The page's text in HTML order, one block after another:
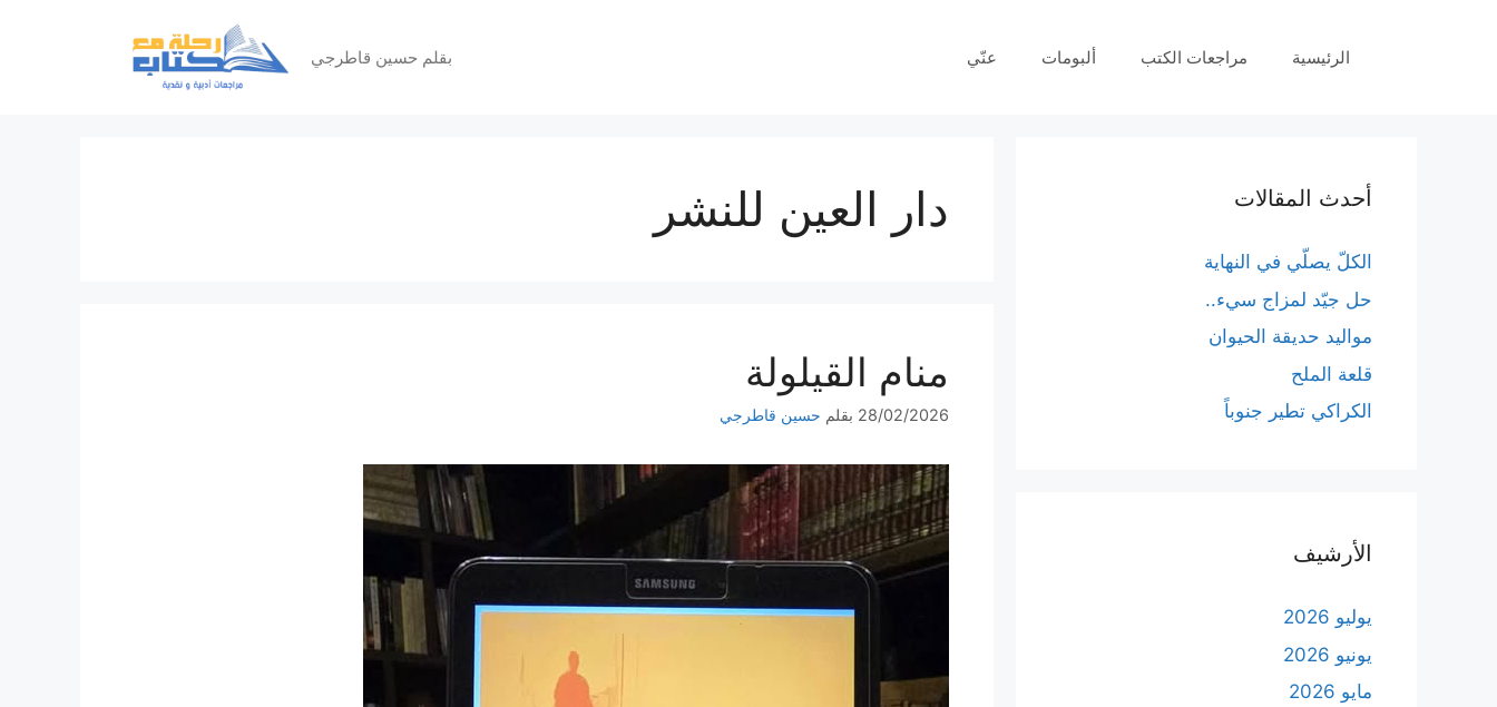
بقلم حسين قاطرجي الرئيسية مراجعات الكتب ألبومات عنّي
دار العين للنشر
منام القيلولة
28/02/2026 بقلم حسين قاطرجي
أحدث المقالات
الكلّ يصلّي في النهاية
حل جيّد لمزاج سيء..
مواليد حديقة الحيوان
قلعة الملح
الكراكي تطير جنوباً
الأرشيف
يوليو 2026
يونيو 2026
مايو 2026